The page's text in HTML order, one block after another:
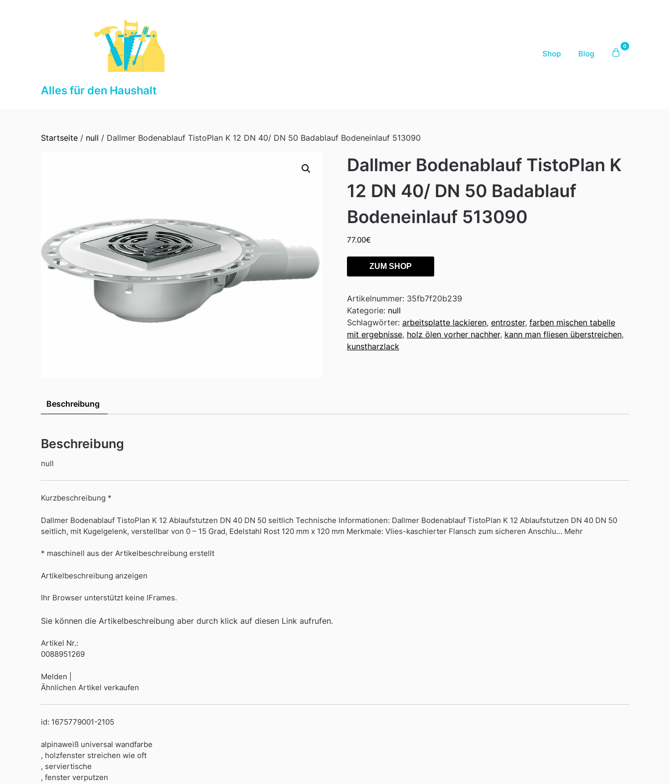
Alles für den Haushalt
Shop Blog
0
Startseite / null / Dallmer Bodenablauf TistoPlan K 12 DN 40/ DN 50 Badablauf Bodeneinlauf 513090
Dallmer Bodenablauf TistoPlan K
12 DN 40/ DN 50 Badablauf
Bodeneinlauf 513090
77.00€
ZUM SHOP
Artikelnummer: 35fb7f20b239
Kategorie: null
Schlagwörter: arbeitsplatte lackieren, entroster, farben mischen tabelle
mit ergebnisse, holz ölen vorher nachher, kann man fliesen überstreichen,
kunstharzlack
Beschreibung
Beschreibung
null
Kurzbeschreibung *
Dallmer Bodenablauf TistoPlan K 12 Ablaufstutzen DN 40 DN 50 seitlich Technische Informationen: Dallmer Bodenablauf TistoPlan K 12 Ablaufstutzen DN 40 DN 50
seitlich, mit Kugelgelenk, verstellbar von 0 – 15 Grad, Edelstahl Rost 120 mm x 120 mm Merkmale: Vlies-kaschierter Flansch zum sicheren Anschlu… Mehr
* maschinell aus der Artikelbeschreibung erstellt
Artikelbeschreibung anzeigen
Ihr Browser unterstützt keine IFrames.
Sie können die Artikelbeschreibung aber durch klick auf diesen Link aufrufen.
Artikel Nr.:
0088951269
Melden |
Ähnlichen Artikel verkaufen
id: 1675779001-2105
alpinaweiß universal wandfarbe
, holzfenster streichen wie oft
, serviertische
, fenster verputzen